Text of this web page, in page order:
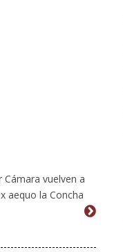
vuelven a
aequo la Concha